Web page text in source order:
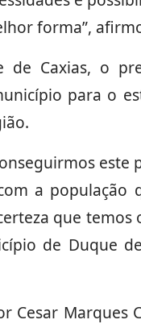
forma”,
Caxias, o
para o
este
a população
que
de Duque de
Marques